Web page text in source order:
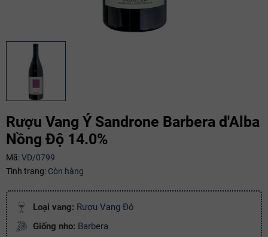
Rượu Vang Ý Sandrone Barbera d'Alba
Nồng Độ 14.0%
Mã:VD/0799
Tình trạng: Còn hàng
Loại vang: Rượu Vang Đỏ
Giống nho: Barbera
Mã giảm giá:
Ngày hết hạn: